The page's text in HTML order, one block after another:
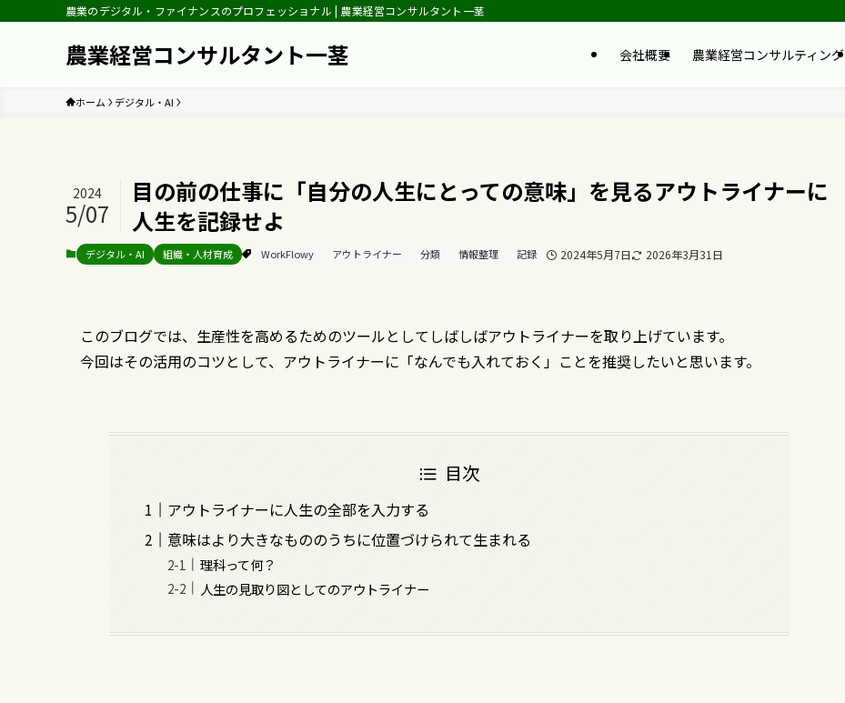
農業のデジタル・ファイナンスのプロフェッショナル | 農業経営コンサルタント一茎
農業経営コンサルタント一茎 会社概要 農業経営コンサルティング
ホーム デジタル・AI
目の前の仕事に「自分の人生にとっての意味」を見る――アウトライナーに
人生を記録せよ
2024
5/07
デジタル・AI 組織・人材育成 WorkFlowy アウトライナー 分類 情報整理 記録 2024年5月7日 2026年3月31日
このブログでは、生産性を高めるためのツールとしてしばしばアウトライナーを取り上げています。
今回はその活用のコツとして、アウトライナーに「なんでも入れておく」ことを推奨したいと思います。
目次
アウトライナーに人生の全部を入力する
意味はより大きなもののうちに位置づけられて生まれる
理科って何？
人生の見取り図としてのアウトライナー